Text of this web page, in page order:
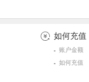
如何充值
账户金额
如何充值